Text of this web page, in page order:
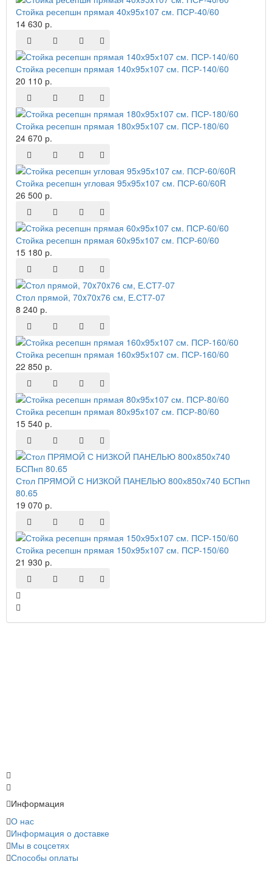
Стойка ресепшн прямая 40х95х107 см. ПСР-40/60
14 630 р.
Стойка ресепшн прямая 140х95х107 см. ПСР-140/60
20 110 р.
Стойка ресепшн прямая 180х95х107 см. ПСР-180/60
24 670 р.
Стойка ресепшн угловая 95х95х107 см. ПСР-60/60R
26 500 р.
Стойка ресепшн прямая 60х95х107 см. ПСР-60/60
15 180 р.
Стол прямой, 70x70x76 см, Е.СТ7-07
8 240 р.
Стойка ресепшн прямая 160х95х107 см. ПСР-160/60
22 850 р.
Стойка ресепшн прямая 80х95х107 см. ПСР-80/60
15 540 р.
Стол ПРЯМОЙ С НИЗКОЙ ПАНЕЛЬЮ 800х850х740 БСПнп
80.65
19 070 р.
Стойка ресепшн прямая 150х95х107 см. ПСР-150/60
21 930 р.
Информация
О нас
Информация о доставке
Мы в соцсетях
Способы оплаты